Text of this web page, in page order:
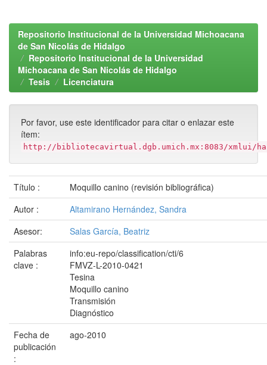
Repositorio Institucional de la Universidad Michoacana
de San Nicolás de Hidalgo
Repositorio Institucional de la Universidad
Michoacana de San Nicolás de Hidalgo
Tesis
Licenciatura
Por favor, use este identificador para citar o enlazar este
ítem:
http://bibliotecavirtual.dgb.umich.mx:8083/xmlui/
Título :
Moquillo canino (revisión bibliográfica)
Autor :
Altamirano Hernández, Sandra
Asesor:
Salas García, Beatriz
Palabras
clave :
info:eu-repo/classification/cti/6
FMVZ-L-2010-0421
Tesina
Moquillo canino
Transmisión
Diagnóstico
Fecha de
publicación
:
ago-2010